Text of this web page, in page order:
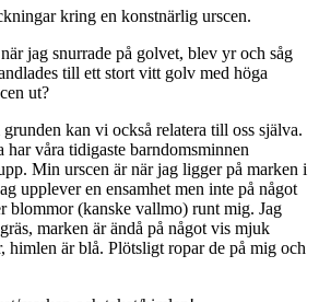
kring en konstnärlig urscen.
jag snurrade på golvet, blev yr och såg
till ett stort vitt golv med höga
ut?
kan vi också relatera till oss själva.
har våra tidigaste barndomsminnen
Min urscen är när jag ligger på marken i
upplever en ensamhet men inte på något
blommor (kanske vallmo) runt mig. Jag
marken är ändå på något vis mjuk
himlen är blå. Plötsligt ropar de på mig och